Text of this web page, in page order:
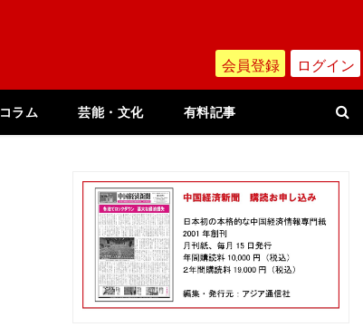
会員登録 ログイン
コラム 芸能・文化 有料記事